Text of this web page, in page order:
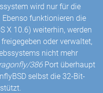
wird nur für die
funktionieren die
X 10.6) weiterhin, werden
oder verwaltet,
nicht mehr
386Port überhaupt
selbst die 32-Bit-